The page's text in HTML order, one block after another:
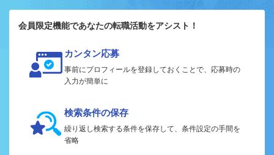
会員限定機能であなたの転職活動をアシスト！
カンタン応募
事前にプロフィールを登録しておくことで、応募時の
入力が簡単に
検索条件の保存
繰り返し検索する条件を保存して、条件設定の手間を
省略